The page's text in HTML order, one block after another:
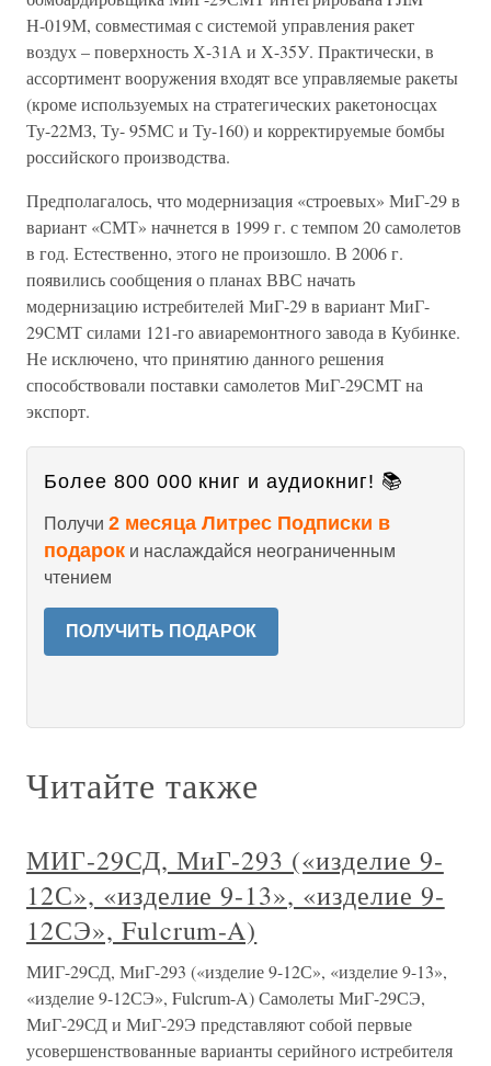
Н-019М, совместимая с системой управления ракет
воздух – поверхность Х-31А и Х-35У. Практически, в
ассортимент вооружения входят все управляемые ракеты
(кроме используемых на стратегических ракетоносцах
Ту-22МЗ, Ту- 95МС и Ту-160) и корректируемые бомбы
российского производства.
Предполагалось, что модернизация «строевых» МиГ-29 в
вариант «СМТ» начнется в 1999 г. с темпом 20 самолетов
в год. Естественно, этого не произошло. В 2006 г.
появились сообщения о планах ВВС начать
модернизацию истребителей МиГ-29 в вариант МиГ-
29СМТ силами 121-го авиаремонтного завода в Кубинке.
Не исключено, что принятию данного решения
способствовали поставки самолетов МиГ-29СМТ на
экспорт.
Более 800 000 книг и аудиокниг! 📚
Получи 2 месяца Литрес Подписки в
подарок и наслаждайся неограниченным
чтением
ПОЛУЧИТЬ ПОДАРОК
Читайте также
МИГ-29СД, МиГ-293 («изделие 9-
12С», «изделие 9-13», «изделие 9-
12СЭ», Fulcrum-A)
МИГ-29СД, МиГ-293 («изделие 9-12С», «изделие 9-13»,
«изделие 9-12СЭ», Fulcrum-A) Самолеты МиГ-29СЭ,
МиГ-29СД и МиГ-29Э представляют собой первые
усовершенствованные варианты серийного истребителя